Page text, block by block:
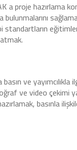
a proje hazırlama
standartların
ve yayımcılıkla
ve video çekimi
basınla